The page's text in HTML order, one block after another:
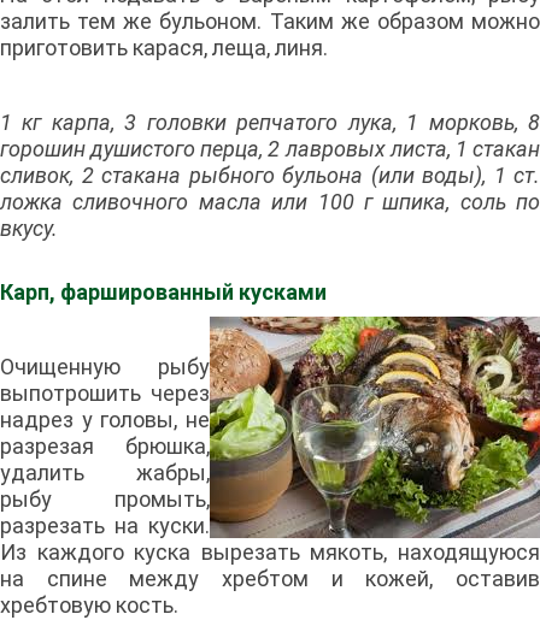
залить тем же бульоном. Таким же образом можно
приготовить карася, леща, линя.
1 кг карпа, 3 головки репчатого лука, 1 морковь, 8
горошин душистого перца, 2 лавровых листа, 1 стакан
сливок, 2 стакана рыбного бульона (или воды), 1 ст.
ложка сливочного масла или 100 г шпика, соль по
вкусу.
Карп, фаршированный кусками
Очищенную рыбу
выпотрошить через
надрез у головы, не
разрезая брюшка,
удалить жабры,
рыбу промыть,
разрезать на куски.
Из каждого куска вырезать мякоть, находящуюся
на спине между хребтом и кожей, оставив
хребтовую кость.